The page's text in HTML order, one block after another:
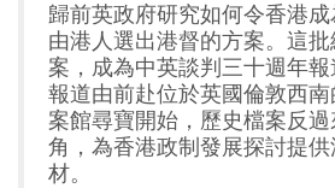
歸前英政府研究如何令香港
由港人選出港督的方案。這
案，成為中英談判三十週年報
報道由前赴位於英國倫敦西
案館尋寶開始，歷史檔案反
角，為香港政制發展探討提
材。